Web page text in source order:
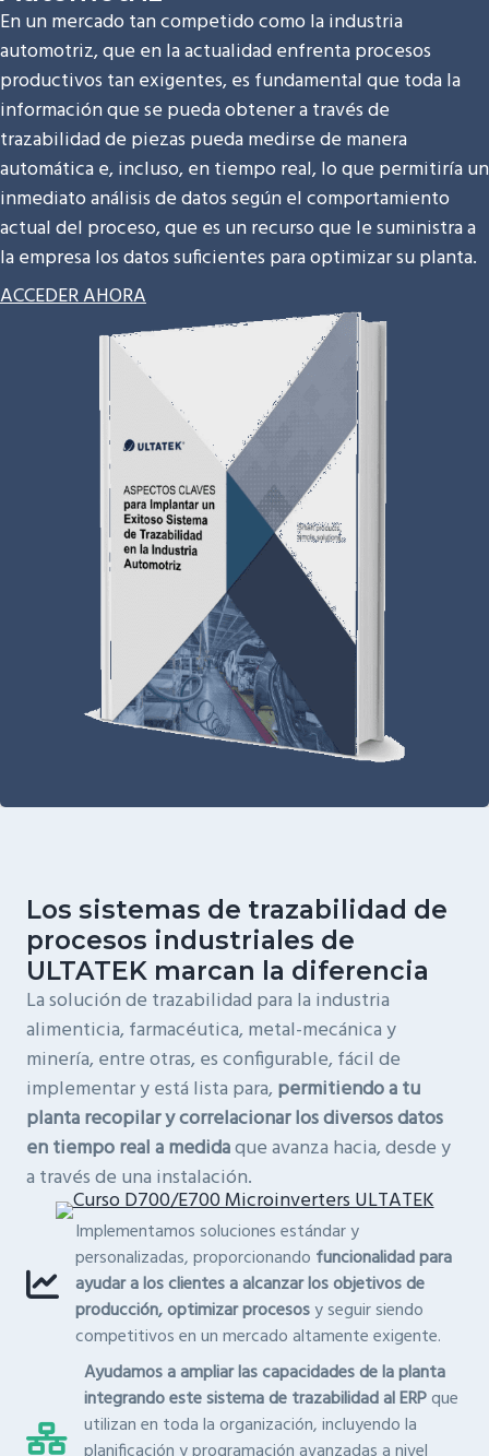
En un mercado tan competido como la industria
automotriz, que en la actualidad enfrenta procesos
productivos tan exigentes, es fundamental que toda la
información que se pueda obtener a través de
trazabilidad de piezas pueda medirse de manera
automática e, incluso, en tiempo real, lo que permitiría un
inmediato análisis de datos según el comportamiento
actual del proceso, que es un recurso que le suministra a
la empresa los datos suficientes para optimizar su planta.
ACCEDER AHORA
Los sistemas de trazabilidad de
procesos industriales de
ULTATEK marcan la diferencia
La solución de trazabilidad para la industria
alimenticia, farmacéutica, metal-mecánica y
minería, entre otras, es configurable, fácil de
implementar y está lista para, permitiendo a tu
planta recopilar y correlacionar los diversos datos
en tiempo real a medidaque avanza hacia, desde y
a través de una instalación.
Implementamos soluciones estándar y
personalizadas, proporcionando funcionalidad para
ayudar a los clientes a alcanzar los objetivos de
producción, optimizar procesosy seguir siendo
competitivos en un mercado altamente exigente.
Ayudamos a ampliar las capacidades de la planta
integrando este sistema de trazabilidad al ERPque
utilizan en toda la organización, incluyendo la